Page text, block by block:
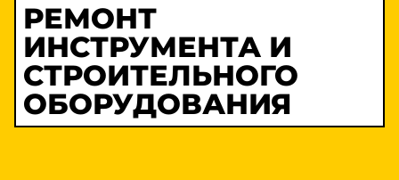
РЕМОНТ
ИНСТРУМЕНТА И
СТРОИТЕЛЬНОГО
ОБОРУДОВАНИЯ